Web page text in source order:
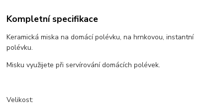
Kompletní specifikace
Keramická miska na domácí polévku, na hrnkovou, instantní
polévku.
Misku využijete při servírování domácích polévek.
Velikost: